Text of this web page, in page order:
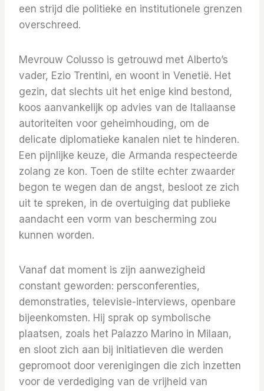
een strijd die politieke en institutionele grenzen
overschreed.
Mevrouw Colusso is getrouwd met Alberto’s
vader, Ezio Trentini, en woont in Venetië. Het
gezin, dat slechts uit het enige kind bestond,
koos aanvankelijk op advies van de Italiaanse
autoriteiten voor geheimhouding, om de
delicate diplomatieke kanalen niet te hinderen.
Een pijnlijke keuze, die Armanda respecteerde
zolang ze kon. Toen de stilte echter zwaarder
begon te wegen dan de angst, besloot ze zich
uit te spreken, in de overtuiging dat publieke
aandacht een vorm van bescherming zou
kunnen worden.
Vanaf dat moment is zijn aanwezigheid
constant geworden: persconferenties,
demonstraties, televisie-interviews, openbare
bijeenkomsten. Hij sprak op symbolische
plaatsen, zoals het Palazzo Marino in Milaan,
en sloot zich aan bij initiatieven die werden
gepromoot door verenigingen die zich inzetten
voor de verdediging van de vrijheid van